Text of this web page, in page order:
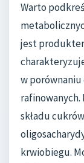
Warto
jest
w
rafinowanych.
składu
krwiobiegu.